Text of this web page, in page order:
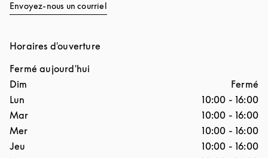
Envoyez-nous un courriel
Horaires d'ouverture
Fermé aujourd'hui
Jour de la semaine
Dim
Fermé
Lun
10:00 - 16:00
Mar
10:00 - 16:00
Mer
10:00 - 16:00
Jeu
10:00 - 16:00